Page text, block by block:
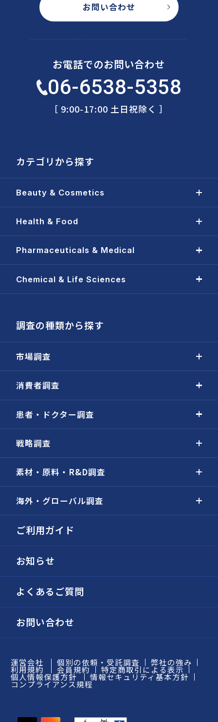
お問い合わせ
お電話でのお問い合わせ
06-6538-5358
［ 9:00-17:00 土日祝除く ］
カテゴリから探す
Beauty & Cosmetics
Health & Food
Pharmaceuticals & Medical
Chemical & Life Sciences
調査の種類から探す
市場調査
消費者調査
患者・ドクター調査
戦略調査
素材・原料・R&D調査
海外・グローバル調査
ご利用ガイド
お知らせ
よくあるご質問
お問い合わせ
運営会社 個別の依頼・受託調査 弊社の強み
利用規約 会員規約 特定商取引による表示
個人情報保護方針 情報セキュリティ基本方針
コンプライアンス規程